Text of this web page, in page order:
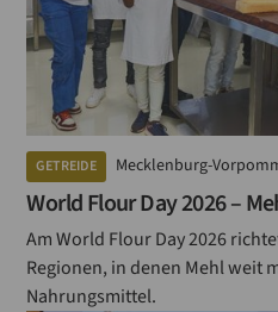
GETREIDE Mecklenburg-
World Flour Day 2026 –
Am World Flour Day 2026
Regionen, in denen Mehl weit
Nahrungsmittel.